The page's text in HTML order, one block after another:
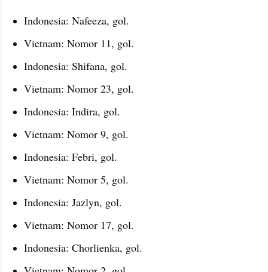
Indonesia: Nafeeza, gol.
Vietnam: Nomor 11, gol.
Indonesia: Shifana, gol.
Vietnam: Nomor 23, gol.
Indonesia: Indira, gol.
Vietnam: Nomor 9, gol.
Indonesia: Febri, gol.
Vietnam: Nomor 5, gol.
Indonesia: Jazlyn, gol.
Vietnam: Nomor 17, gol.
Indonesia: Chorlienka, gol.